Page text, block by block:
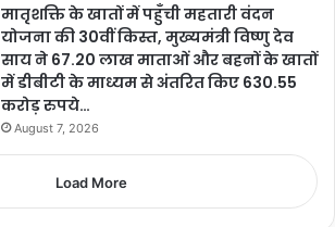
मातृशक्ति के खातों में पहुँची महतारी वंदन
योजना की 30वीं किस्त, मुख्यमंत्री विष्णु देव
साय ने 67.20 लाख माताओं और बहनों के खातों
में डीबीटी के माध्यम से अंतरित किए 630.55
करोड़ रुपये…
August 7, 2026
Load More